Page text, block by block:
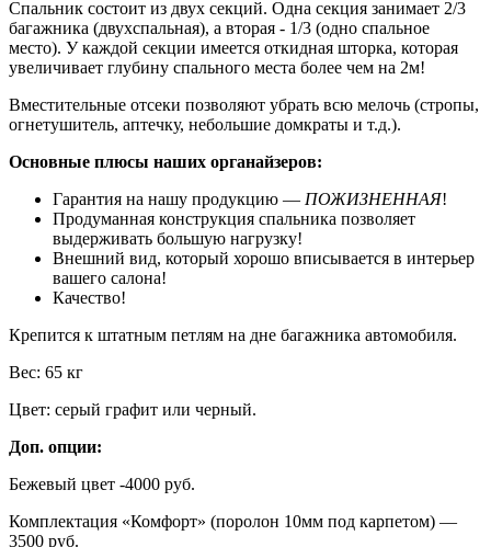
Спальник состоит из двух секций. Одна секция занимает 2/3
багажника (двухспальная), а вторая - 1/3 (одно спальное
место). У каждой секции имеется откидная шторка, которая
увеличивает глубину спального места более чем на 2м!
Вместительные отсеки позволяют убрать всю мелочь (стропы,
огнетушитель, аптечку, небольшие домкраты и т.д.).
Основные плюсы наших органайзеров:
Гарантия на нашу продукцию — ПОЖИЗНЕННАЯ!
Продуманная конструкция спальника позволяет
выдерживать большую нагрузку!
Внешний вид, который хорошо вписывается в интерьер
вашего салона!
Качество!
Крепится к штатным петлям на дне багажника автомобиля.
Вес: 65 кг
Цвет: серый графит или черный.
Доп. опции:
Бежевый цвет -4000 руб.
Комплектация «Комфорт» (поролон 10мм под карпетом) —
3500 руб.